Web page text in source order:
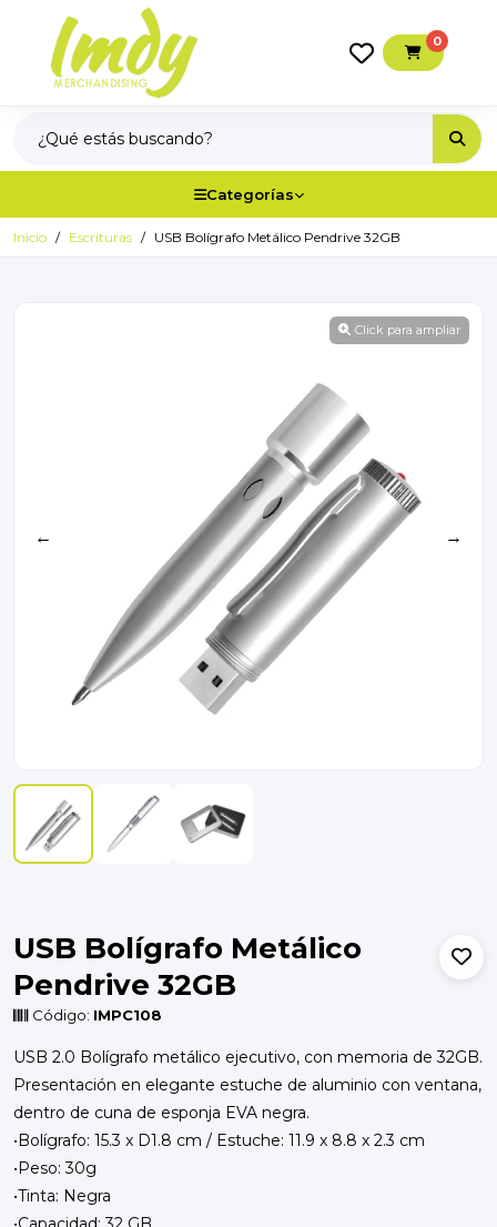
0
Categorías
Inicio Escrituras USB Bolígrafo Metálico Pendrive 32GB
Click para ampliar
← →
USB Bolígrafo Metálico
Pendrive 32GB
Código: IMPC108
USB 2.0 Bolígrafo metálico ejecutivo, con memoria de 32GB.
Presentación en elegante estuche de aluminio con ventana,
dentro de cuna de esponja EVA negra.
•Bolígrafo: 15.3 x D1.8 cm / Estuche: 11.9 x 8.8 x 2.3 cm
•Peso: 30g
•Tinta: Negra